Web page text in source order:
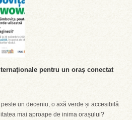
pentru un oraș conectat
un deceniu, o axă verde și accesibilă
mai aproape de inima orașului?